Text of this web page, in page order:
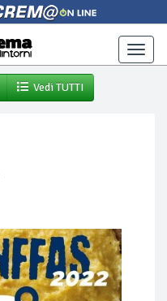
Toggle
Vedi TUTTI